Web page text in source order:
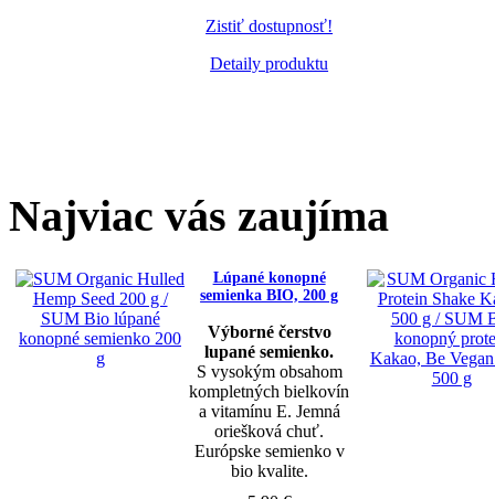
Zistiť dostupnosť!
Detaily produktu
Najviac vás zaujíma
Lúpané konopné
semienka BIO, 200 g
Výborné čerstvo
lupané semienko.
S vysokým obsahom
kompletných bielkovín
a vitamínu E. Jemná
oriešková chuť.
Európske semienko v
bio kvalite.